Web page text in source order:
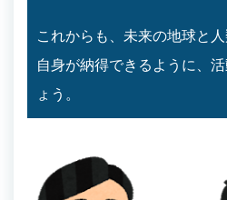
これからも、未来の地球と
自身が納得できるように、
ょう。